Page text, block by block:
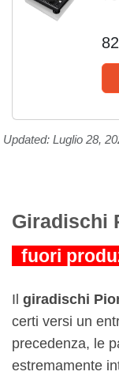
Updated: Luglio 28,
Giradischi
fuori
Il giradischi
certi versi un
precedenza, le
estremamente